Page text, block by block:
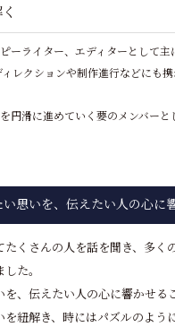
ーライター、エディターとして主
レクションや制作進行などにも
円滑に進めていく要のメンバーと
い思いを、伝えたい人の心に
たくさんの人を話を聞き、多く
た。
、伝えたい人の心に響かせる
紐解き、時にはパズルのよう